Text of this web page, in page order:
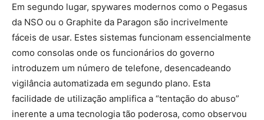
Em segundo lugar, spywares modernos como o Pegasus
da NSO ou o Graphite da Paragon são incrivelmente
fáceis de usar. Estes sistemas funcionam essencialmente
como consolas onde os funcionários do governo
introduzem um número de telefone, desencadeando
vigilância automatizada em segundo plano. Esta
facilidade de utilização amplifica a “tentação do abuso”
inerente a uma tecnologia tão poderosa, como observou